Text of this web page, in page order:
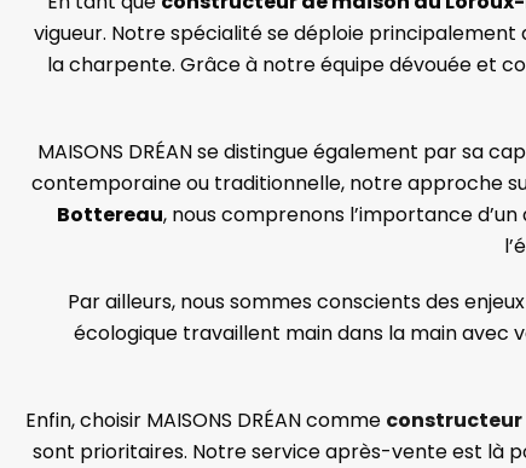
vigueur. Notre spécialité se déploie
la charpente. Grâce à notre équipe dévouée et
MAISONS DRÉAN se distingue également par sa
contemporaine ou traditionnelle, notre approche
Bottereau, nous comprenons l’importance
Par ailleurs, nous sommes conscients des
écologique travaillent main dans la main
Enfin, choisir MAISONS DRÉAN comme constructeur
sont prioritaires. Notre service après-vente est là